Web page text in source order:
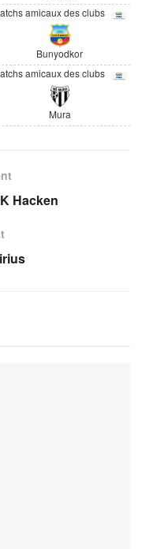
amicaux des clubs
Bunyodkor
amicaux des clubs
Mura
Hacken